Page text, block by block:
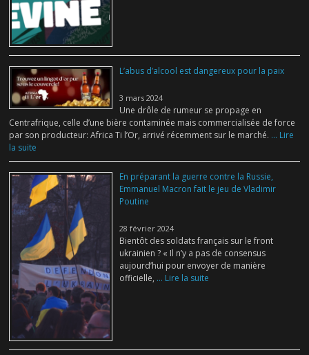
L’abus d’alcool est dangereux pour la paix
3 mars 2024
Une drôle de rumeur se propage en
Centrafrique, celle d’une bière contaminée mais commercialisée de force
par son producteur: Africa Ti l’Or, arrivé récemment sur le marché. ... Lire
la suite
En préparant la guerre contre la Russie,
Emmanuel Macron fait le jeu de Vladimir
Poutine
28 février 2024
Bientôt des soldats français sur le front
ukrainien ? « Il n’y a pas de consensus
aujourd’hui pour envoyer de manière
officielle, ... Lire la suite